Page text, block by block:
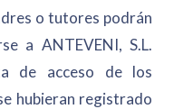
o tutores podrán
a ANTEVENI, S.L.
de acceso de los
hubieran registrado